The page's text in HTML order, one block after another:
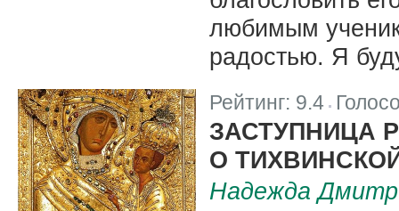
любимым
радостью. Я
Рейтинг: 9.4
ЗАСТУПНИЦА
О
Надежда